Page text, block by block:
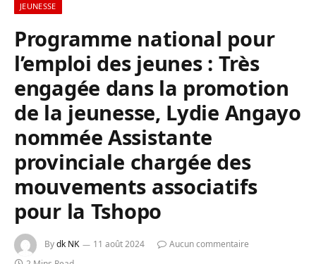
JEUNESSE
Programme national pour
l’emploi des jeunes : Très
engagée dans la promotion
de la jeunesse, Lydie Angayo
nommée Assistante
provinciale chargée des
mouvements associatifs
pour la Tshopo
Bydk NK 11 août 2024
Aucun commentaire